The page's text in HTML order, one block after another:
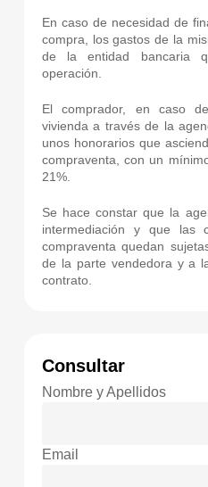
En caso de necesidad de
compra, los gastos de la
de la entidad bancaria
operación.
El comprador, en caso
vivienda a través de la
unos honorarios que
compraventa, con un
21%.
Se hace constar que la
intermediación y que las
compraventa quedan
de la parte vendedora y a
contrato.
Consultar
Nombre y Apellidos
Email